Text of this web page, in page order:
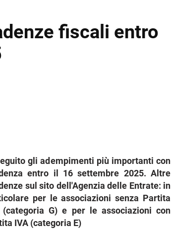
fiscali entro
gli adempimenti più importanti con
entro il 16 settembre 2025. Altre
sul sito dell'Agenzia delle Entrate: in
per le associazioni senza Partita
(categoria G) e per le associazioni con
IVA (categoria E)